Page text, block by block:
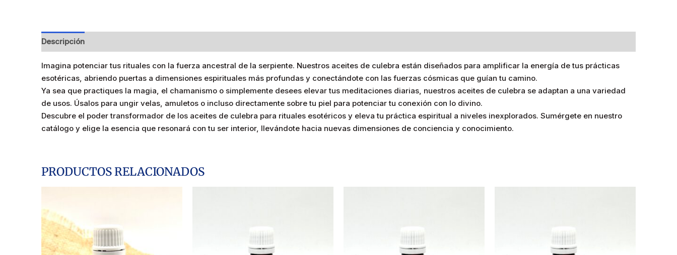
Descripción
Imagina potenciar tus rituales con la fuerza ancestral de la serpiente. Nuestros aceites de culebra están diseñados para amplificar la energía de tus prácticas
esotéricas, abriendo puertas a dimensiones espirituales más profundas y conectándote con las fuerzas cósmicas que guían tu camino.
Ya sea que practiques la magia, el chamanismo o simplemente desees elevar tus meditaciones diarias, nuestros aceites de culebra se adaptan a una variedad
de usos. Úsalos para ungir velas, amuletos o incluso directamente sobre tu piel para potenciar tu conexión con lo divino.
Descubre el poder transformador de los aceites de culebra para rituales esotéricos y eleva tu práctica espiritual a niveles inexplorados. Sumérgete en nuestro
catálogo y elige la esencia que resonará con tu ser interior, llevándote hacia nuevas dimensiones de conciencia y conocimiento.
PRODUCTOS RELACIONADOS